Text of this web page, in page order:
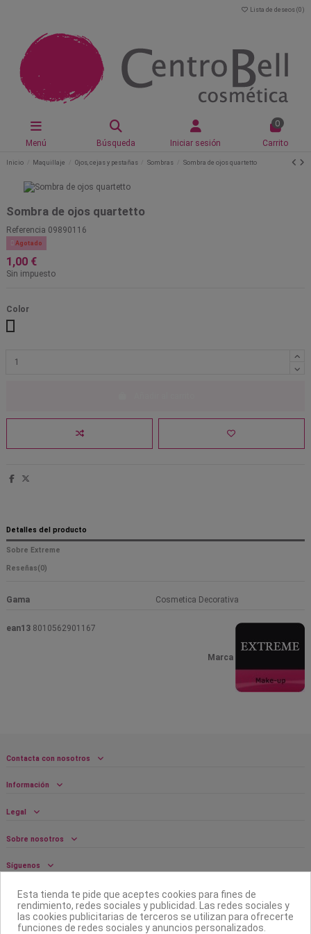
Lista de deseos (0 )
Menú Búsqueda Iniciar sesión
0
Carrito
Inicio Maquillaje Ojos, cejas y pestañas Sombras Sombra de ojos quartetto
Sombra de ojos quartetto
Referencia 09890116
 Agotado
1,00 €
Sin impuesto
Color
Detalles del producto
Sobre Extreme
Reseñas(0)
Gama Cosmetica Decorativa
Marca
ean13 8010562901167
Contacta con nosotros
Información
Legal
Sobre nosotros
Síguenos
Boletín
Esta tienda te pide que aceptes cookies para fines de
rendimiento, redes sociales y publicidad. Las redes sociales y
las cookies publicitarias de terceros se utilizan para ofrecerte
funciones de redes sociales y anuncios personalizados.